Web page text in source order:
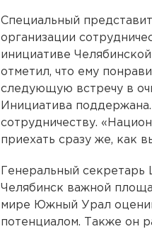
Специальный
организации
инициативе
отметил, что ему
следующую встречу в
Инициатива
сотрудничеству.
приехать сразу же, как
Генеральный
Челябинск важной
мире Южный Урал
потенциалом. Также он